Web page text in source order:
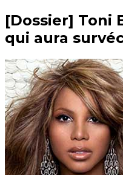
[Dossier] Toni
qui aura